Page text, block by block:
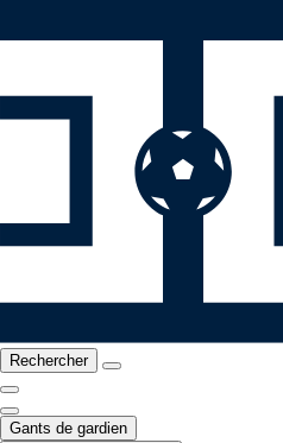
Rechercher
Gants de gardien